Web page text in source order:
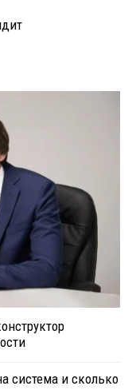
система и сколько